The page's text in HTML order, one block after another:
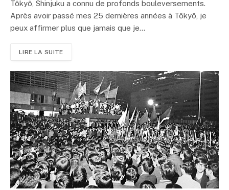
Tôkyô, Shinjuku a connu de profonds bouleversements.
Après avoir passé mes 25 dernières années à Tôkyô, je
peux affirmer plus que jamais que je...
LIRE LA SUITE